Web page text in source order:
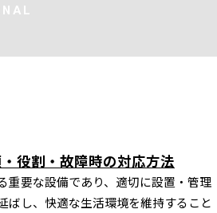
役割・故障時の対応方法
重要な設備であり、適切に設置・管理
ばし、快適な生活環境を維持すること